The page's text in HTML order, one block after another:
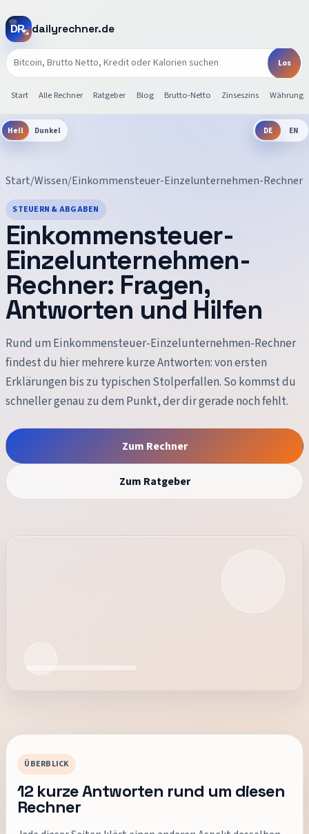
dailyrechner.de
Start Alle Rechner Ratgeber Blog Brutto-Netto Zinseszins
Hell Dunkel DE EN
Start/Wissen/Einkommensteuer-Einzelunternehmen-Rechner
STEUERN & ABGABEN
Einkommensteuer-
Einzelunternehmen-
Rechner: Fragen,
Antworten und Hilfen
Rund um Einkommensteuer-Einzelunternehmen-Rechner
findest du hier mehrere kurze Antworten: von ersten
Erklärungen bis zu typischen Stolperfallen. So kommst du
schneller genau zu dem Punkt, der dir gerade noch fehlt.
Zum Rechner
Zum Ratgeber
ÜBERBLICK
12 kurze Antworten rund um diesen
Rechner